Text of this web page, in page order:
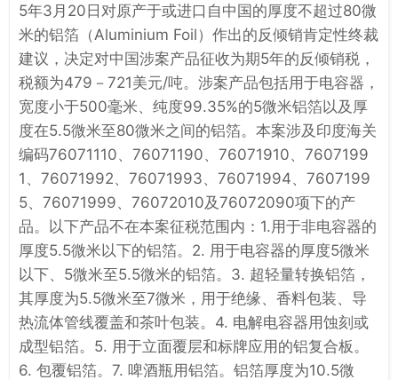
5年3月20日对原产于或进口自中国的厚度不超过80微
米的铝箔（Aluminium Foil）作出的反倾销肯定性终裁
建议，决定对中国涉案产品征收为期5年的反倾销税，
税额为479－721美元/吨。涉案产品包括用于电容器，
宽度小于500毫米、纯度99.35%的5微米铝箔以及厚
度在5.5微米至80微米之间的铝箔。本案涉及印度海关
编码76071110、76071190、76071910、7607199
1、76071992、76071993、76071994、7607199
5、76071999、76072010及76072090项下的产
品。以下产品不在本案征税范围内：1.用于非电容器的
厚度5.5微米以下的铝箔。2. 用于电容器的厚度5微米
以下、5微米至5.5微米的铝箔。3. 超轻量转换铝箔，
其厚度为5.5微米至7微米，用于绝缘、香料包装、导
热流体管线覆盖和茶叶包装。4. 电解电容器用蚀刻或
成型铝箔。5. 用于立面覆层和标牌应用的铝复合板。
6. 包覆铝箔。7. 啤酒瓶用铝箔。铝箔厚度为10.5微